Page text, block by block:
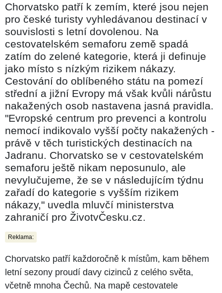
Chorvatsko patří k zemím, které jsou nejen
pro české turisty vyhledávanou destinací v
souvislosti s letní dovolenou. Na
cestovatelském semaforu země spadá
zatím do zelené kategorie, která ji definuje
jako místo s nízkým rizikem nákazy.
Cestování do oblíbeného státu na pomezí
střední a jižní Evropy má však kvůli nárůstu
nakažených osob nastavena jasná pravidla.
"Evropské centrum pro prevenci a kontrolu
nemocí indikovalo vyšší počty nakažených -
právě v těch turistických destinacích na
Jadranu. Chorvatsko se v cestovatelském
semaforu ještě nikam neposunulo, ale
nevylučujeme, že se v následujícím týdnu
zařadí do kategorie s vyšším rizikem
nákazy," uvedla mluvčí ministerstva
zahraničí pro ŽivotvČesku.cz.
Reklama:
Chorvatsko patří každoročně k místům, kam během
letní sezony proudí davy cizinců z celého světa,
včetně mnoha Čechů. Na mapě cestovatele